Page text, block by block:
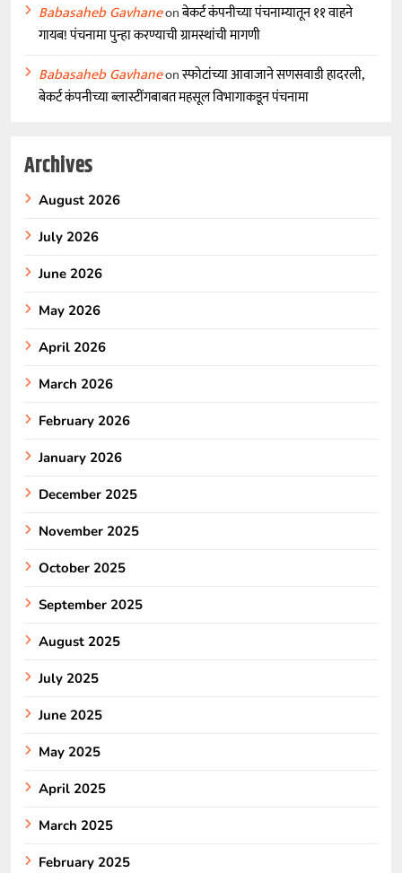
Babasaheb Gavhaneonबेकर्ट कंपनीच्या पंचनाम्यातून ११ वाहने
गायब! पंचनामा पुन्हा करण्याची ग्रामस्थांची मागणी
Babasaheb Gavhaneonस्फोटांच्या आवाजाने सणसवाडी हादरली,
बेकर्ट कंपनीच्या ब्लास्टींगबाबत महसूल विभागाकडून पंचनामा
Archives
August 2026
July 2026
June 2026
May 2026
April 2026
March 2026
February 2026
January 2026
December 2025
November 2025
October 2025
September 2025
August 2025
July 2025
June 2025
May 2025
April 2025
March 2025
February 2025